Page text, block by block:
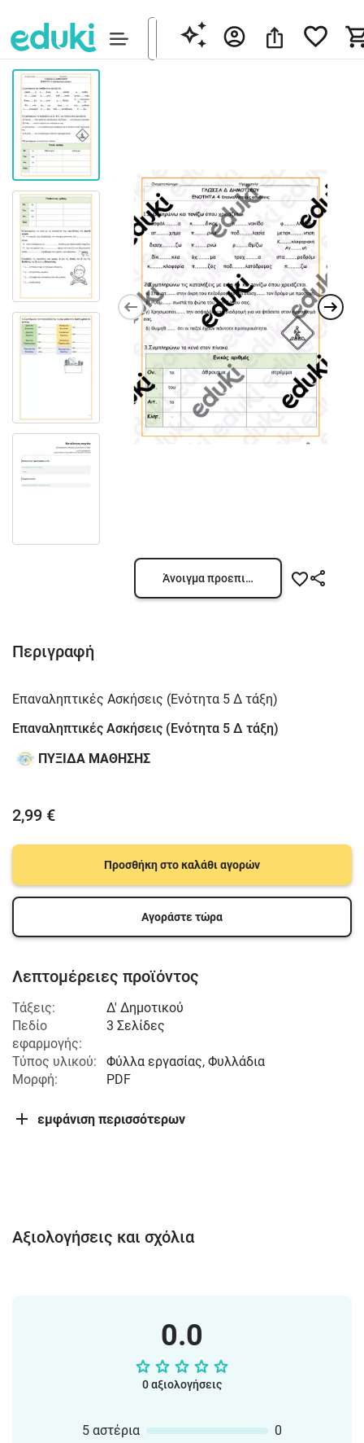
Άνοιγμα προεπισκόπησης
Περιγραφή
Επαναληπτικές Ασκήσεις (Ενότητα 5 Δ τάξη)
Επαναληπτικές Ασκήσεις (Ενότητα 5 Δ τάξη)
ΠΥΞΙΔΑ ΜΑΘΗΣΗΣ
2,99 €
Προσθήκη στο καλάθι αγορών
Αγοράστε τώρα
Λεπτομέρειες προϊόντος
Τάξεις:
Δ' Δημοτικού
Πεδίο
εφαρμογής:
3 Σελίδες
Τύπος υλικού:
Φύλλα εργασίας, Φυλλάδια
Μορφή:
PDF
εμφάνιση περισσότερων
Αξιολογήσεις και σχόλια
0.0
0 αξιολογήσεις
5 αστέρια
0